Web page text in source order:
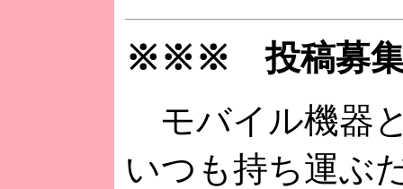
※※※ 投稿募
モバイル機器
いつも持ち運ぶ